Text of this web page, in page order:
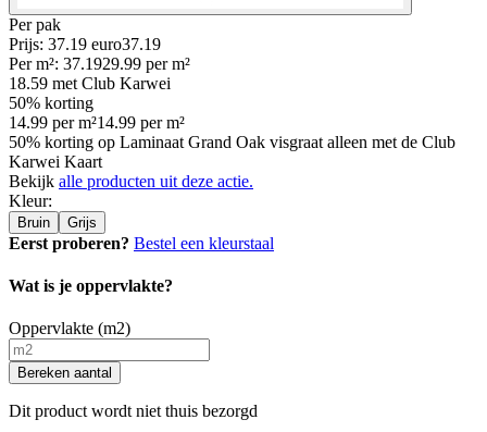
Per pak
Prijs: 37.19 euro37.19
Per m²: 37.1929.99 per m²
18.59 met Club Karwei
50% korting
14.99 per m²14.99 per m²
50% korting op Laminaat Grand Oak visgraat alleen met de Club
Karwei Kaart
Bekijk alle producten uit deze actie.
Kleur:
Bruin Grijs
Eerst proberen? Bestel een kleurstaal
Wat is je oppervlakte?
Oppervlakte (m2)
Bereken aantal
Dit product wordt niet thuis bezorgd